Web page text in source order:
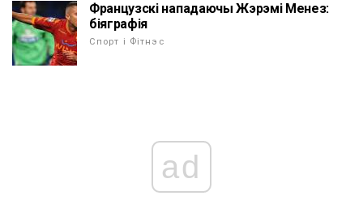
Французскі нападаючы Жэрэмі Менез:
біяграфія
Спорт і Фітнэс
ad